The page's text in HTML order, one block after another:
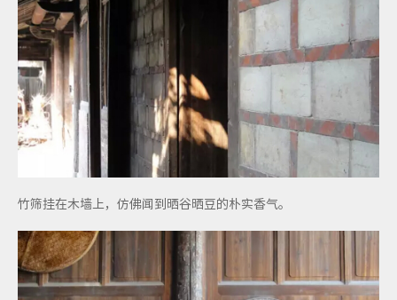
竹筛挂在木墙上，仿佛闻到晒谷晒豆的朴实香气。